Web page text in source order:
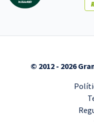
© 2012 - 2026